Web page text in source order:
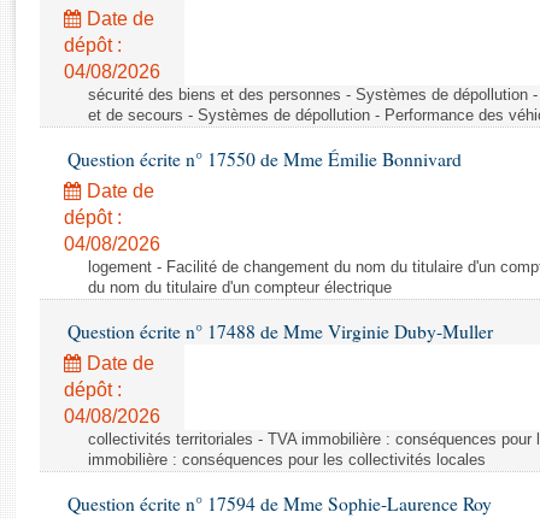
Rapports législatifs
Rapports sur l'application des lois
Baromètre de l’application des lois
Dossiers législatifs
Budget et sécurité sociale
Questions écrites et orales
Comptes rendus des débats
Date de
dépôt :
04/08/2026
sécurité des biens et des personnes - Systèmes de dépollution
et de secours - Systèmes de dépollution - Performance des
Question écrite n° 17550 de Mme Émilie Bonnivard
Date de
dépôt :
04/08/2026
logement - Facilité de changement du nom du titulaire d'un
du nom du titulaire d'un compteur électrique
Question écrite n° 17488 de Mme Virginie Duby-Muller
Date de
dépôt :
04/08/2026
collectivités territoriales - TVA immobilière : conséquences
immobilière : conséquences pour les collectivités locales
Question écrite n° 17594 de Mme Sophie-Laurence Roy